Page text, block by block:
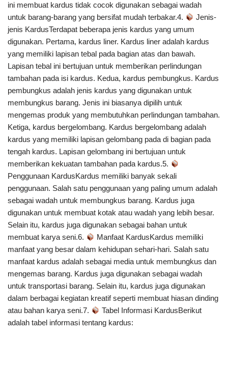
ini membuat kardus tidak cocok digunakan sebagai wadah
untuk barang-barang yang bersifat mudah terbakar.4.
Jenis-
jenis KardusTerdapat beberapa jenis kardus yang umum
digunakan. Pertama, kardus liner. Kardus liner adalah kardus
yang memiliki lapisan tebal pada bagian atas dan bawah.
Lapisan tebal ini bertujuan untuk memberikan perlindungan
tambahan pada isi kardus. Kedua, kardus pembungkus. Kardus
pembungkus adalah jenis kardus yang digunakan untuk
membungkus barang. Jenis ini biasanya dipilih untuk
mengemas produk yang membutuhkan perlindungan tambahan.
Ketiga, kardus bergelombang. Kardus bergelombang adalah
kardus yang memiliki lapisan gelombang pada di bagian pada
tengah kardus. Lapisan gelombang ini bertujuan untuk
memberikan kekuatan tambahan pada kardus.5.
Penggunaan KardusKardus memiliki banyak sekali
penggunaan. Salah satu penggunaan yang paling umum adalah
sebagai wadah untuk membungkus barang. Kardus juga
digunakan untuk membuat kotak atau wadah yang lebih besar.
Selain itu, kardus juga digunakan sebagai bahan untuk
membuat karya seni.6.
Manfaat KardusKardus memiliki
manfaat yang besar dalam kehidupan sehari-hari. Salah satu
manfaat kardus adalah sebagai media untuk membungkus dan
mengemas barang. Kardus juga digunakan sebagai wadah
untuk transportasi barang. Selain itu, kardus juga digunakan
dalam berbagai kegiatan kreatif seperti membuat hiasan dinding
atau bahan karya seni.7.
Tabel Informasi KardusBerikut
adalah tabel informasi tentang kardus: